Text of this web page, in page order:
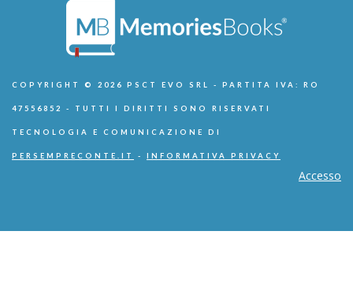
COPYRIGHT © 2026 PSCT EVO SRL - PARTITA IVA: RO
47556852 - TUTTI I DIRITTI SONO RISERVATI
TECNOLOGIA E COMUNICAZIONE DI
PERSEMPRECONTE.IT - INFORMATIVA PRIVACY
Accesso